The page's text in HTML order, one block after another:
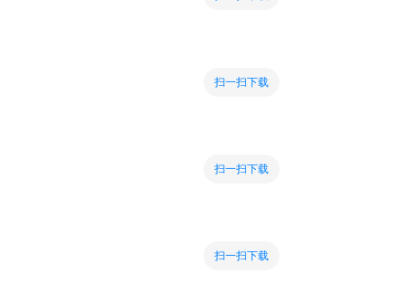
扫一扫下载
扫一扫下载
扫一扫下载